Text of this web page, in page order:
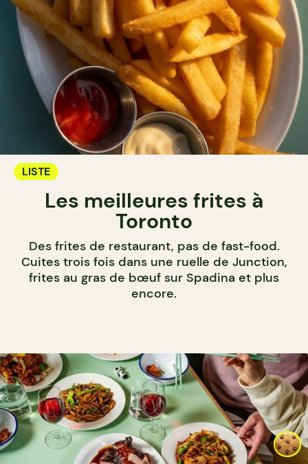
LISTE
Les meilleures frites à
Toronto
Des frites de restaurant, pas de fast-food.
Cuites trois fois dans une ruelle de Junction,
frites au gras de bœuf sur Spadina et plus
encore.